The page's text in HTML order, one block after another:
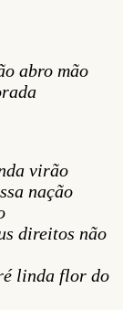
abro mão
virão
nação
direitos não
linda flor do